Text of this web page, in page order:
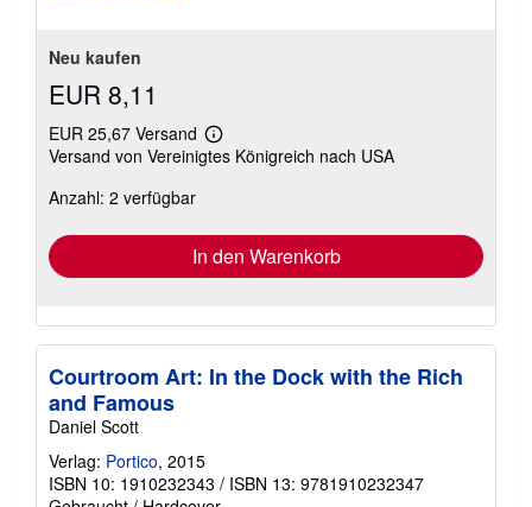
Neu kaufen
EUR 8,11
EUR 25,67 Versand
Weitere
Informationen
Versand von Vereinigtes Königreich nach USA
Anzahl: 2 verfügbar
In den Warenkorb
Courtroom Art: In the Dock with the Rich
and Famous
Daniel Scott
Verlag: Portico, 2015
ISBN 10: 1910232343 / ISBN 13: 9781910232347